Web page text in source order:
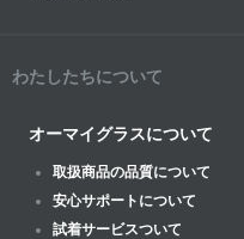
わたしたちについて
オーマイグラスについて
取扱商品の品質について
安心サポートについて
試着サービスついて